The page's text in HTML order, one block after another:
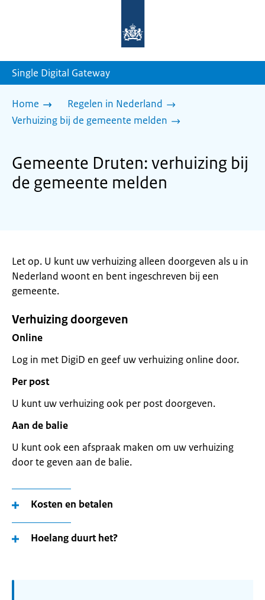
homepage
Single Digital Gateway
Home
Regelen in Nederland
Verhuizing bij de gemeente melden
Gemeente Druten: verhuizing bij
de gemeente melden
Let op. U kunt uw verhuizing alleen doorgeven als u in
Nederland woont en bent ingeschreven bij een
gemeente.
Verhuizing doorgeven
Online
Log in met DigiD en geef uw verhuizing online door.
Per post
U kunt uw verhuizing ook per post doorgeven.
Aan de balie
U kunt ook een afspraak maken om uw verhuizing
door te geven aan de balie.
Kosten en betalen
Hoelang duurt het?